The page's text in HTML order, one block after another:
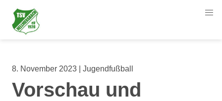
8. November 2023 | Jugendfußball
Vorschau und